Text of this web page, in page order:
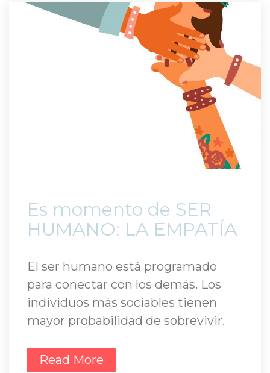
Es momento de SER
HUMANO: LA EMPATÍA
El ser humano está programado
para conectar con los demás. Los
individuos más sociables tienen
mayor probabilidad de sobrevivir.
Read More